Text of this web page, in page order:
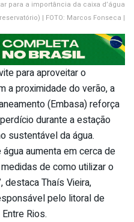
para a importância da caixa d’água
| FOTO: Marcos Fonseca |
para aproveitar o
a proximidade do verão, a
(Embasa) reforça
durante a estação
sustentável da água.
aumenta em cerca de
de como utilizar o
Thaís Vieira,
pelo litoral de
Rios.